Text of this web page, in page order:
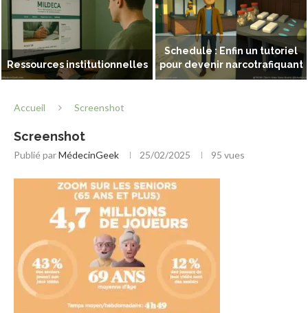
Ressources institutionnelles
Schedule : Enfin un tutoriel
pour devenir narcotrafiquant
Accueil Screenshot
Screenshot
Publié parMédecinGeek 25/02/2025 95 vues